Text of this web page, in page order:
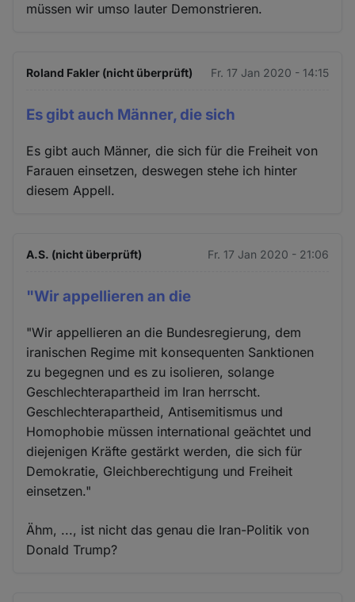
müssen wir umso lauter Demonstrieren.
Roland Fakler (nicht überprüft) Fr. 17 Jan 2020 - 14:15
Es gibt auch Männer, die sich
Es gibt auch Männer, die sich für die Freiheit von
Farauen einsetzen, deswegen stehe ich hinter
diesem Appell.
A.S. (nicht überprüft) Fr. 17 Jan 2020 - 21:06
"Wir appellieren an die
"Wir appellieren an die Bundesregierung, dem
iranischen Regime mit konsequenten Sanktionen
zu begegnen und es zu isolieren, solange
Geschlechterapartheid im Iran herrscht.
Geschlechterapartheid, Antisemitismus und
Homophobie müssen international geächtet und
diejenigen Kräfte gestärkt werden, die sich für
Demokratie, Gleichberechtigung und Freiheit
einsetzen."
Ähm, ..., ist nicht das genau die Iran-Politik von
Donald Trump?